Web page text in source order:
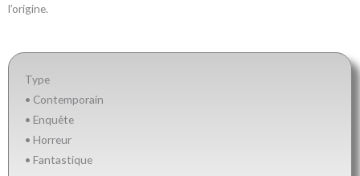
l’origine.
Type
• Contemporain
• Enquête
• Horreur
• Fantastique